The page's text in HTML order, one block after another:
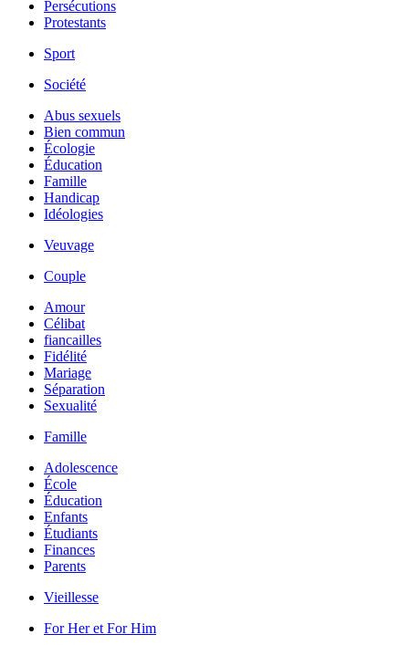
Persécutions
Protestants
Sport
Société
Abus sexuels
Bien commun
Écologie
Éducation
Famille
Handicap
Idéologies
Veuvage
Couple
Amour
Célibat
fiancailles
Fidélité
Mariage
Séparation
Sexualité
Famille
Adolescence
École
Éducation
Enfants
Étudiants
Finances
Parents
Vieillesse
For Her et For Him